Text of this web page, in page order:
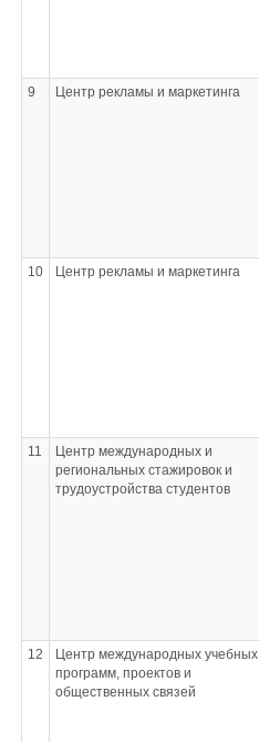
9 Центр рекламы и маркетинга
10 Центр рекламы и маркетинга
11
Центр международных и
региональных стажировок и
трудоустройства студентов
12
Центр международных учебных
программ, проектов и
общественных связей